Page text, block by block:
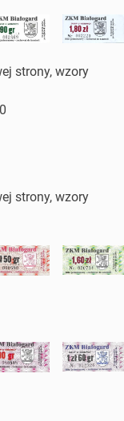
strony, wzory
strony, wzory